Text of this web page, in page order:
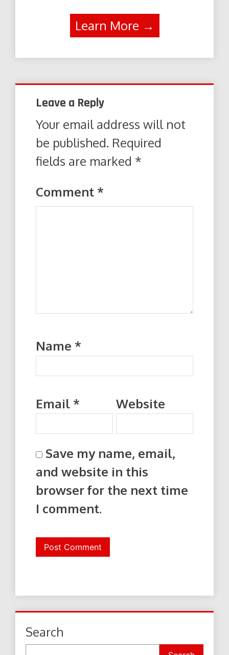
Learn More →
Leave a Reply
Your email address will not
be published. Required
fields are marked *
Comment *
Name *
Email * Website
Save my name, email,
and website in this
browser for the next time
I comment.
Search